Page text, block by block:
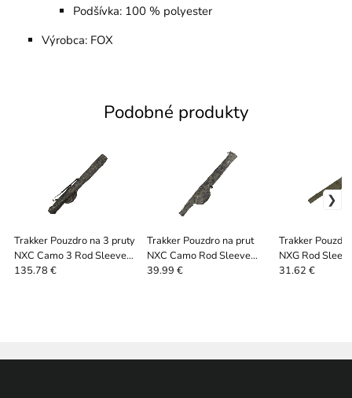
Podšívka: 100 % polyester
Výrobca: FOX
Podobné produkty
Trakker Pouzdro na 3 pruty
NXC Camo 3 Rod Sleeve
12ft
135.78 €
Trakker Pouzdro na prut
NXC Camo Rod Sleeve
10ft
39.99 €
Trakker
NXG Rod
31.62 €